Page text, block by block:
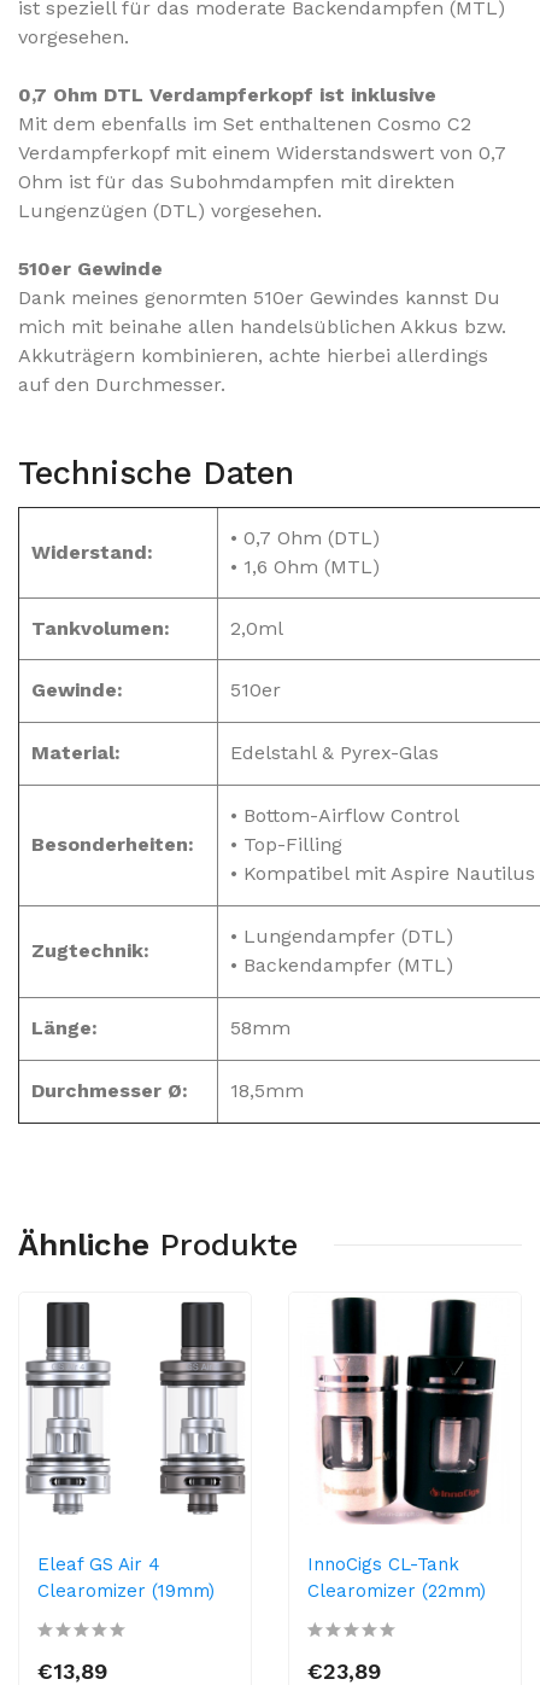
ist speziell für das moderate Backendampfen (MTL)
vorgesehen.
0,7 Ohm DTL Verdampferkopf ist inklusive
Mit dem ebenfalls im Set enthaltenen Cosmo C2
Verdampferkopf mit einem Widerstandswert von 0,7
Ohm ist für das Subohmdampfen mit direkten
Lungenzügen (DTL) vorgesehen.
510er Gewinde
Dank meines genormten 510er Gewindes kannst Du
mich mit beinahe allen handelsüblichen Akkus bzw.
Akkuträgern kombinieren, achte hierbei allerdings
auf den Durchmesser.
Technische Daten
Widerstand:
• 0,7 Ohm (DTL)
• 1,6 Ohm (MTL)
Tankvolumen: 2,0ml
Gewinde: 510er
Material: Edelstahl & Pyrex-Glas
Besonderheiten:
• Bottom-Airflow Control
• Top-Filling
• Kompatibel mit Aspire Nautilus
Zugtechnik:
• Lungendampfer (DTL)
• Backendampfer (MTL)
Länge: 58mm
Durchmesser Ø: 18,5mm
Ähnliche Produkte
Eleaf GS Air 4
Clearomizer (19mm)
€13,89
InnoCigs CL-Tank
Clearomizer (22mm)
€23,89